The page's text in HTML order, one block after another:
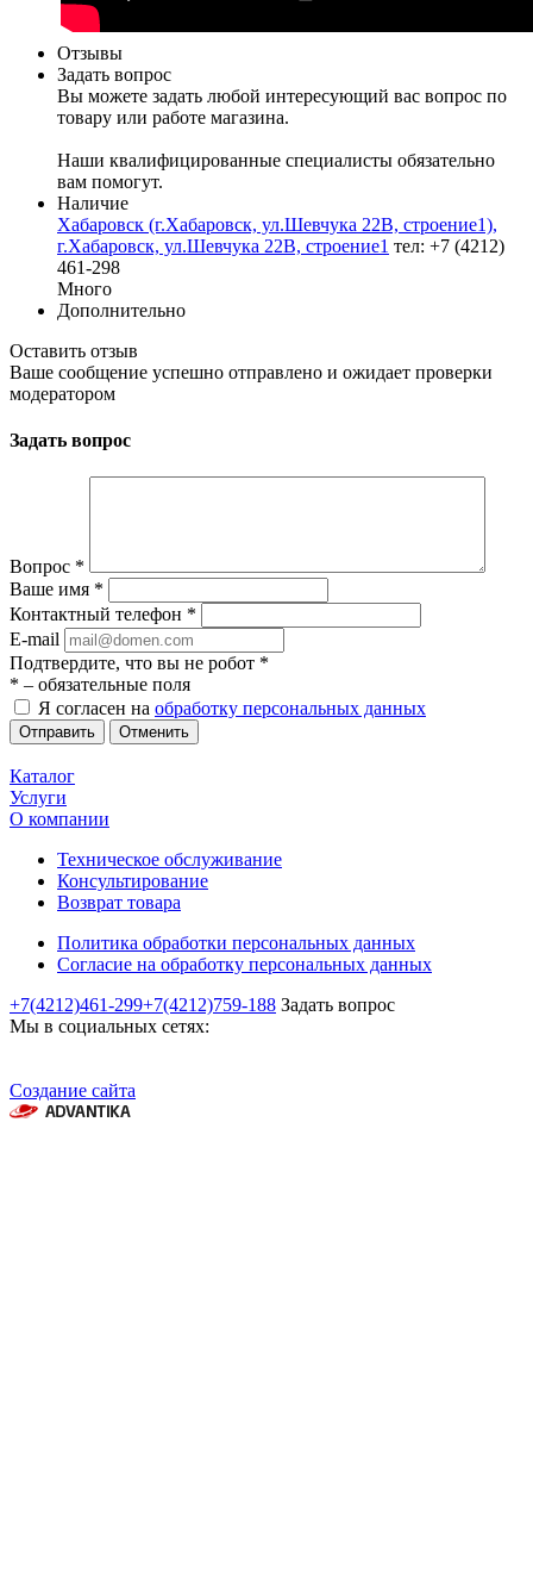
Отзывы
Задать вопрос
Вы можете задать любой интересующий вас вопрос по
товару или работе магазина.
Наши квалифицированные специалисты обязательно
вам помогут.
Наличие
Хабаровск (г.Хабаровск, ул.Шевчука 22В, строение1),
г.Хабаровск, ул.Шевчука 22В, строение1 тел: +7 (4212)
461-298
Много
Дополнительно
Оставить отзыв
Ваше сообщение успешно отправлено и ожидает проверки
модератором
Задать вопрос
Вопрос *
Ваше имя *
Контактный телефон *
E-mail
Подтвердите, что вы не робот *
* – обязательные поля
Я согласен на обработку персональных данных
Отменить
Каталог
Услуги
О компании
Техническое обслуживание
Консультирование
Возврат товара
Политика обработки персональных данных
Согласие на обработку персональных данных
+7(4212)461-299+7(4212)759-188 Задать вопрос
Мы в социальных сетях:
Создание сайта